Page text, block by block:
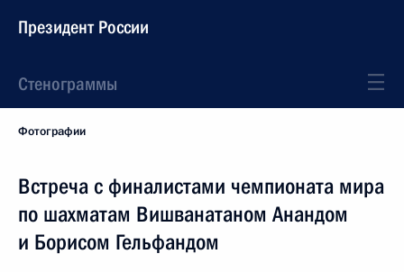
Президент России
Стенограммы
Фотографии
Встреча с финалистами чемпионата мира
по шахматам Вишванатаном Анандом
и Борисом Гельфандом